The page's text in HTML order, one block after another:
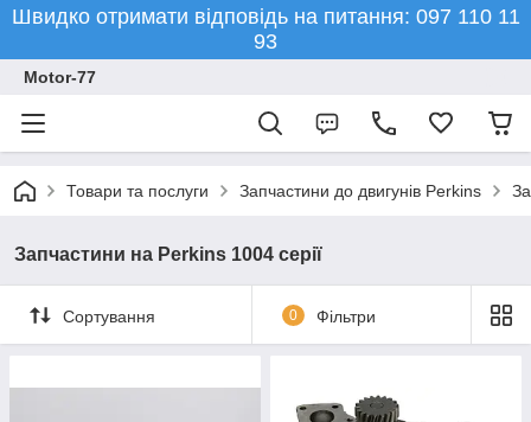
Швидко отримати відповідь на питання: 097 110 11
93
Motor-77
Товари та послуги Запчастини до двигунів Perkins
Запчастини на Perkins 1004 серії
Сортування 0 Фільтри